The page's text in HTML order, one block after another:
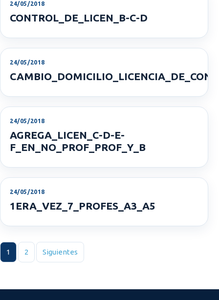
24/05/2018
CONTROL_DE_LICEN_B-C-D
24/05/2018
24/05/2018
AGREGA_LICEN_C-D-E-
F_EN_NO_PROF_PROF_Y_B
24/05/2018
1ERA_VEZ_7_PROFES_A3_A5
Paginación de entradas
1 2 Siguientes